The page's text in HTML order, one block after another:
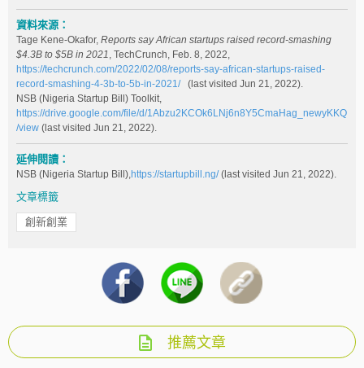
資料來源：
Tage Kene-Okafor, Reports say African startups raised record-smashing
$4.3B to $5B in 2021 , TechCrunch, Feb. 8, 2022,
https://techcrunch.com/2022/02/08/reports-say-african-startups-raised-
record-smashing-4-3b-to-5b-in-2021/(last visited Jun 21, 2022).
NSB (Nigeria Startup Bill) Toolkit,
https://drive.google.com/file/d/1Abzu2KCOk6LNj6n8Y5CmaHag_newyKKQ
/view (last visited Jun 21, 2022).
延伸閱讀：
NSB (Nigeria Startup Bill), https://startupbill.ng/(last visited Jun 21, 2022).
文章標籤
創新創業
推薦文章